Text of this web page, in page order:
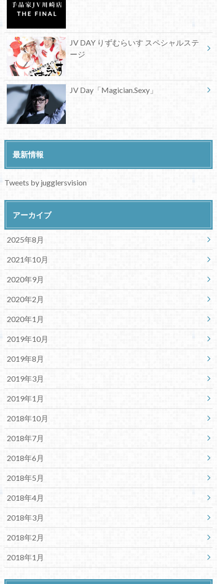
JV DAY りずむらいす スペシャルステ
ージ
JV Day「Magician.Sexy」
最新情報
Tweets by jugglersvision
アーカイブ
2025年8月
2021年10月
2020年9月
2020年2月
2020年1月
2019年10月
2019年8月
2019年3月
2019年1月
2018年10月
2018年7月
2018年6月
2018年5月
2018年4月
2018年3月
2018年2月
2018年1月